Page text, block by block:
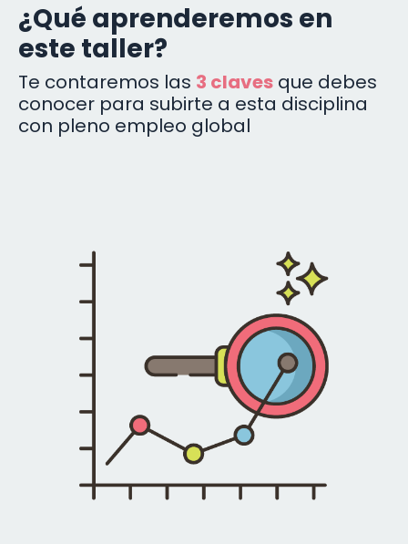
¿Qué aprenderemos en
este taller?
Te contaremos las 3 claves que debes
conocer para subirte a esta disciplina
con pleno empleo global